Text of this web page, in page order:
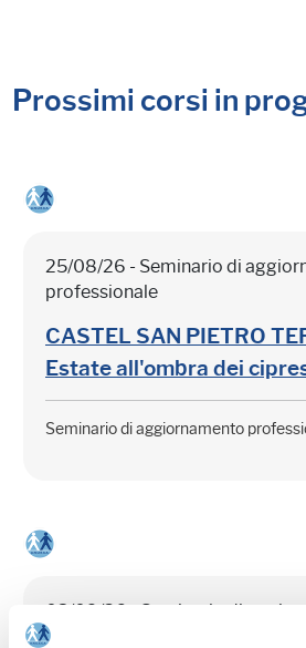
Prossimi corsi in
25/08/26 - Seminario di
professionale
CASTEL SAN PIETRO
Estate all'ombra dei
Seminario di aggiornamento
03/09/26 - Seminario di
professionale